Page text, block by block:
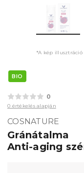
*A kép illusztráció
BIO
0
0 értékelés alapján
COSNATURE
Gránátalma
Anti-aging